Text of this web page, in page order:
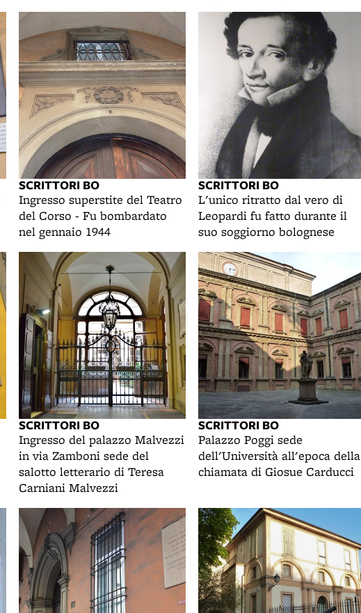
SCRITTORI BO
Ingresso superstite del Teatro
del Corso - Fu bombardato
nel gennaio 1944
SCRITTORI BO
L'unico ritratto dal vero di
Leopardi fu fatto durante il
suo soggiorno bolognese
SCRITTORI BO
Ingresso del palazzo Malvezzi
in via Zamboni sede del
salotto letterario di Teresa
Carniani Malvezzi
SCRITTORI BO
Palazzo Poggi sede
dell'Università all'epoca della
chiamata di Giosue Carducci